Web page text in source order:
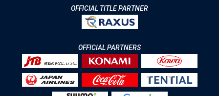
OFFICIAL TITLE PARTNER
OFFICIAL PARTNERS